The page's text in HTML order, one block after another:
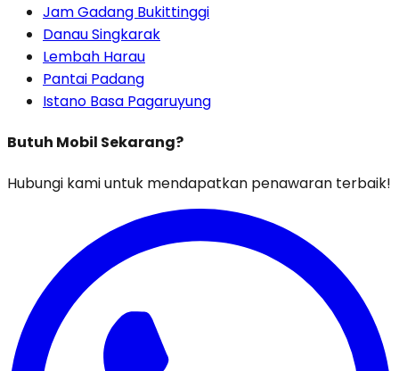
Jam Gadang Bukittinggi
Danau Singkarak
Lembah Harau
Pantai Padang
Istano Basa Pagaruyung
Butuh Mobil Sekarang?
Hubungi kami untuk mendapatkan penawaran terbaik!